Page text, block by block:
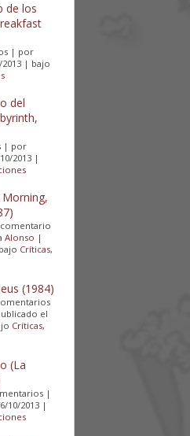
de los
| por
| bajo
del
| por
2013 |
comentario
Alonso |
bajo Críticas,
(1984)
el
Críticas,
(La
|
10/2013 |